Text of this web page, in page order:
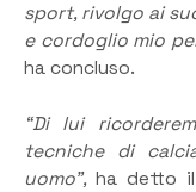
sport, rivolgo ai
e cordoglio mio
ha concluso.
“Di lui
tecniche di
uomo”, ha detto il